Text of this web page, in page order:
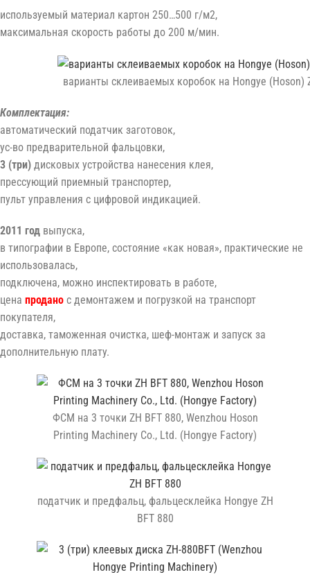
используемый материал картон 250…500 г/м2,
максимальная скорость работы до 200 м/мин.
варианты склеиваемых коробок на Hongye (Hoson)
Комплектация:
автоматический податчик заготовок,
ус-во предварительной фальцовки,
3 (три) дисковых устройства нанесения клея,
прессующий приемный транспортер,
пульт управления с цифровой индикацией.
2011 год выпуска,
в типографии в Европе, состояние «как новая», практические не
использовалась,
подключена, можно инспектировать в работе,
цена продано с демонтажем и погрузкой на транспорт
покупателя,
доставка, таможенная очистка, шеф-монтаж и запуск за
дополнительную плату.
ФСМ на 3 точки ZH BFT 880, Wenzhou Hoson
Printing Machinery Co., Ltd. (Hongye Factory)
податчик и предфальц, фальцесклейка Hongye ZH
BFT 880